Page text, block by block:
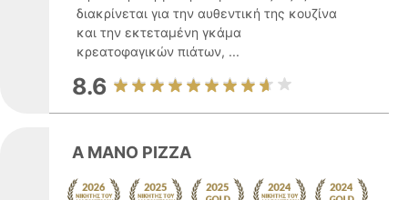
διακρίνεται για την αυθεντική της κουζίνα
και την εκτεταμένη γκάμα
κρεατοφαγικών πιάτων, ...
8.6
A MANO PIZZA